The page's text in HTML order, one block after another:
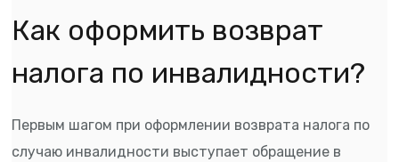
Как оформить возврат
налога по инвалидности?
Первым шагом при оформлении возврата налога по
случаю инвалидности выступает обращение в